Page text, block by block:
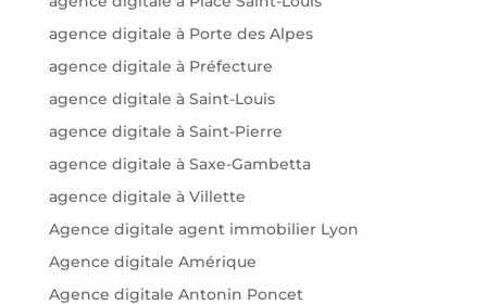
agence digitale à Porte des Alpes
agence digitale à Préfecture
agence digitale à Saint-Louis
agence digitale à Saint-Pierre
agence digitale à Saxe-Gambetta
agence digitale à Villette
Agence digitale agent immobilier Lyon
Agence digitale Amérique
Agence digitale Antonin Poncet